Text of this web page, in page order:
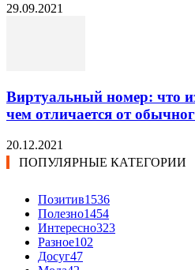
29.09.2021
Виртуальный номер: что
чем отличается от
20.12.2021
ПОПУЛЯРНЫЕ КАТЕГОРИИ
Позитив1536
Полезно1454
Интересно323
Разное102
Досуг47